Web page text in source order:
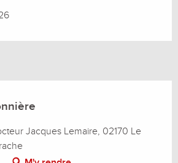
Jacques Lemaire, 02170 Le